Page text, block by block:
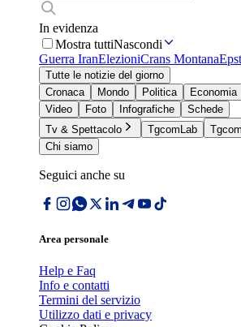
In evidenza
Mostra tuttiNascondi
Guerra IranElezioniCrans Montana
Tutte le notizie del giorno
Cronaca
Mondo Politica Economia
Video
Foto Infografiche
Schede
Tv & Spettacolo
TgcomLab
Chi siamo
Seguici anche su
Area personale
Help e Faq
Info e contatti
Termini del servizio
Utilizzo dati e privacy